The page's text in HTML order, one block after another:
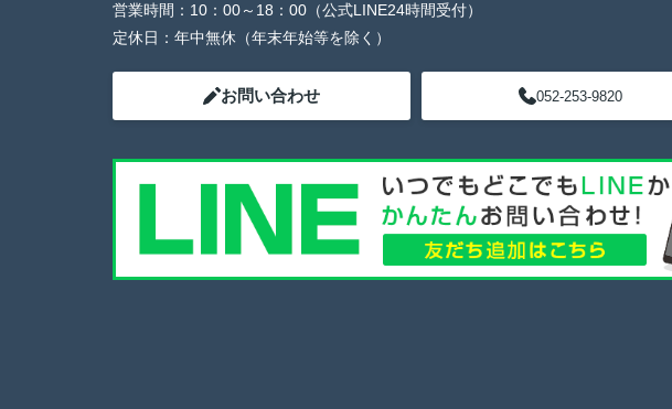
営業時間： 10：00～18：00（公式LINE24時間受付）
定休日： 年中無休（年末年始等を除く）
お問い合わせ 052-253-9820